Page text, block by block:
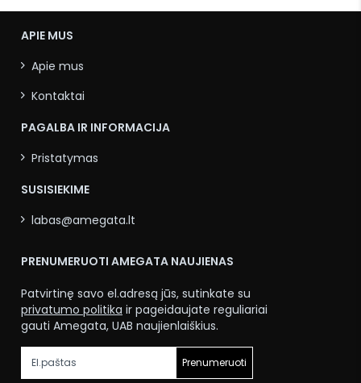
APIE MUS
Apie mus
Kontaktai
PAGALBA IR INFORMACIJA
Pristatymas
SUSISIEKIME
labas@amegata.lt
PRENUMERUOTI AMEGATA NAUJIENAS
Patvirtinę savo el.adresą jūs, sutinkate su
privatumo politika ir pageidaujate reguliariai
gauti Amegata, UAB naujienlaiškius.
Prenumeruoti